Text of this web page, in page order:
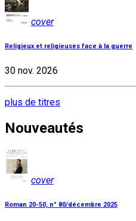
cover
Religieux et religieuses face à la guerre
30 nov. 2026
plus de titres
Nouveautés
cover
Roman 20-50, n° 80/décembre 2025